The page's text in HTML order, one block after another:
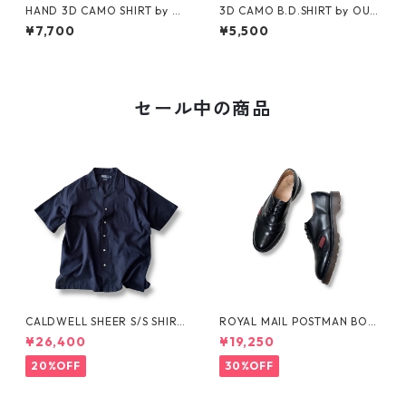
HAND 3D CAMO SHIRT by Cl
arfield Outdoors
¥7,700
3D CAMO B.D.SHIRT by OUT
FITTERS RIDGE
¥5,500
セール中の商品
CALDWELL SHEER S/S SHIRT
by Polo Ralph Lauren
¥26,400
20%OFF
ROYAL MAIL POSTMAN BOO
TS by Dr.MARTENS
¥19,250
30%OFF